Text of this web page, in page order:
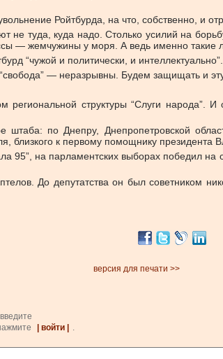
Ройтбурда, на что, собственно, и
не туда, куда надо. Столько усилий на
— жемчужины у моря. А ведь именно
“чужой и политически, и интеллектуально”.
— неразрывны. Будем защищать и
региональной структуры “Слуги народа”.
штаба: по Днепру, Днепропетровской
близкого к первому помощнику
на парламентских выборах победил на
До депутатства он был советником
версия для печати >>
| войти |
.